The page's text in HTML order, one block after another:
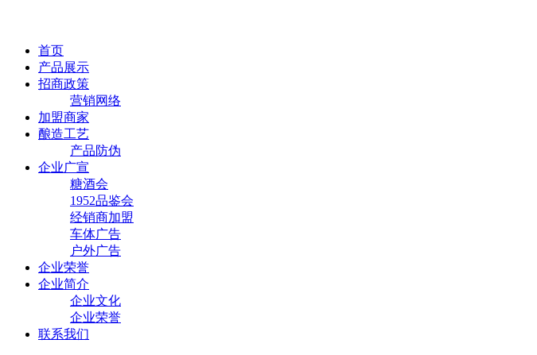
首页
产品展示
招商政策
营销网络
加盟商家
酿造工艺
产品防伪
企业广宣
糖酒会
1952品鉴会
经销商加盟
车体广告
户外广告
企业荣誉
企业简介
企业文化
企业荣誉
联系我们